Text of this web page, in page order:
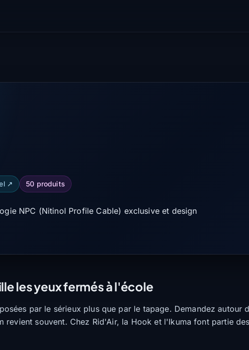
↗ 50 produits
NPC (Nitinol Profile Cable) exclusive et design
les yeux fermés à l'école
par le sérieux plus que par le tapage. Demandez
revient souvent. Chez Rid'Air, la Hook et l'Ikuma font partie